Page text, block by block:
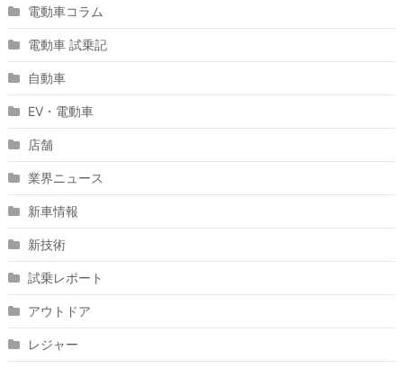
電動車コラム
電動車 試乗記
自動車
EV・電動車
店舗
業界ニュース
新車情報
新技術
試乗レポート
アウトドア
レジャー